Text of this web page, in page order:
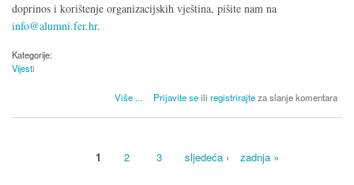
doprinos i korištenje organizacijskih vještina, pišite nam na
info@alumni.fer.hr.
Kategorije:
Vijesti
Više
o Uključite se u organizaciju sljedećeg Aula Demo Day događaja
... Prijavite seiliregistrirajteza slanje komentara
1 2 3 sljedeća › zadnja »